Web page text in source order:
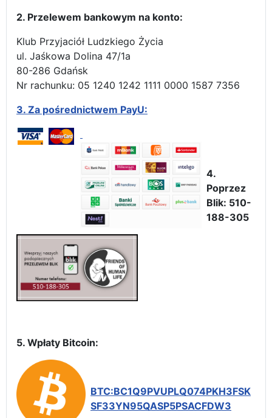
2. Przelewem bankowym na konto:
Klub Przyjaciół Ludzkiego Życia
ul. Jaśkowa Dolina 47/1a
80-286 Gdańsk
Nr rachunku: 05 1240 1242 1111 0000 1587 7356
3. Za pośrednictwem PayU:
4.
Poprzez
Blik: 510-
188-305
5. Wpłaty Bitcoin:
BTC:BC1Q9PVUPLQ074PKH3FSK
SF33YN95QASP5PSACFDW3